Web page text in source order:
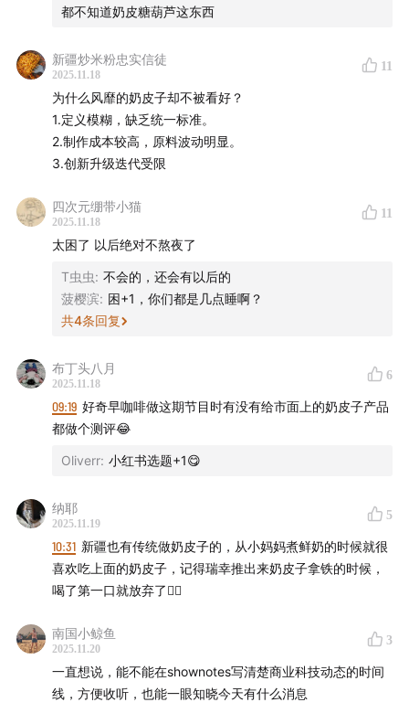
都不知道奶皮糖葫芦这东西
新疆炒米粉忠实信徒
2025.11.18
11
为什么风靡的奶皮子却不被看好？
1.定义模糊，缺乏统一标准。
2.制作成本较高，原料波动明显。
3.创新升级迭代受限
四次元绷带小猫
2025.11.18
11
太困了 以后绝对不熬夜了
T虫虫: 不会的，还会有以后的
菠樱滨: 困+1，你们都是几点睡啊？
共4条回复
布丁头八月
2025.11.18
6
09:19 好奇早咖啡做这期节目时有没有给市面上的奶皮子产品
都做个测评😂
Oliverr: 小红书选题+1😋
纳耶
2025.11.19
5
10:31 新疆也有传统做奶皮子的，从小妈妈煮鲜奶的时候就很
喜欢吃上面的奶皮子，记得瑞幸推出来奶皮子拿铁的时候，
喝了第一口就放弃了😵‍💫
南国小鲸鱼
2025.11.20
3
一直想说，能不能在shownotes写清楚商业科技动态的时间
线，方便收听，也能一眼知晓今天有什么消息